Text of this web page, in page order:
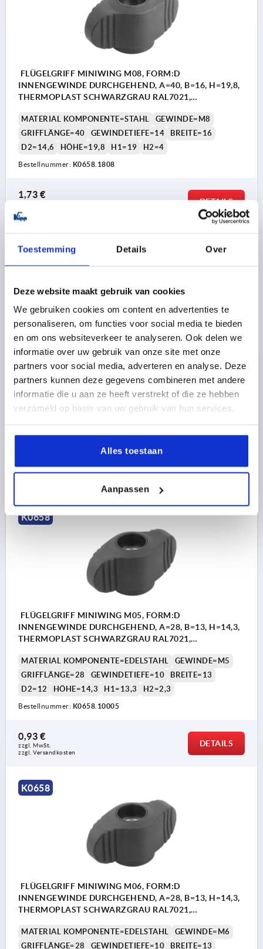
Toestemming Details Over
Deze website maakt gebruik van cookies
We gebruiken cookies om content en advertenties te
personaliseren, om functies voor social media te bieden
en om ons websiteverkeer te analyseren. Ook delen we
informatie over uw gebruik van onze site met onze
partners voor social media, adverteren en analyse. Deze
partners kunnen deze gegevens combineren met andere
informatie die u aan ze heeft verstrekt of die ze hebben
verzameld op basis van uw gebruik van hun services.
Alles toestaan
Aanpassen
FLÜGELGRIFF MINIWING M08, FORM:D
INNENGEWINDE DURCHGEHEND, A=40, B=16, H=19,8,
THERMOPLAST SCHWARZGRAU RAL7021,
MATERIAL KOMPONENTE=STAHL
GEWINDE=M8
GRIFFLÄNGE=40
GEWINDETIEFE=14
BREITE=16
D2=14,6
HÖHE=19,8 H1=19 H2=4
Bestellnummer: K0658.1808
1,73 €
zzgl. Versandkosten
DETAILS
K0658
FLÜGELGRIFF MINIWING M04, FORM:D
INNENGEWINDE DURCHGEHEND, A=28, B=13, H=14,3,
THERMOPLAST SCHWARZGRAU RAL7021,
KOMP:EDELSTAHL 1.4305 BLANK
MATERIAL KOMPONENTE=EDELSTAHL
GEWINDE=M4
GRIFFLÄNGE=28
GEWINDETIEFE=10
BREITE=13
Bestellnummer:K0658.10004
0,93 €
zzgl. MwSt.
DETAILS
K0658
FLÜGELGRIFF MINIWING M05, FORM:D
INNENGEWINDE DURCHGEHEND, A=28, B=13, H=14,3,
THERMOPLAST SCHWARZGRAU RAL7021,
MATERIAL KOMPONENTE=EDELSTAHL
GEWINDE=M5
GRIFFLÄNGE=28
GEWINDETIEFE=10
BREITE=13
D2=12
HÖHE=14,3 H1=13,3 H2=2,3
Bestellnummer: K0658.10005
0,93 €
zzgl. MwSt.
zzgl. Versandkosten
DETAILS
K0658
FLÜGELGRIFF MINIWING M06, FORM:D
INNENGEWINDE DURCHGEHEND, A=28, B=13, H=14,3,
THERMOPLAST SCHWARZGRAU RAL7021,
MATERIAL KOMPONENTE=EDELSTAHL
GEWINDE=M6
GRIFFLÄNGE=28
GEWINDETIEFE=10 BREITE=13